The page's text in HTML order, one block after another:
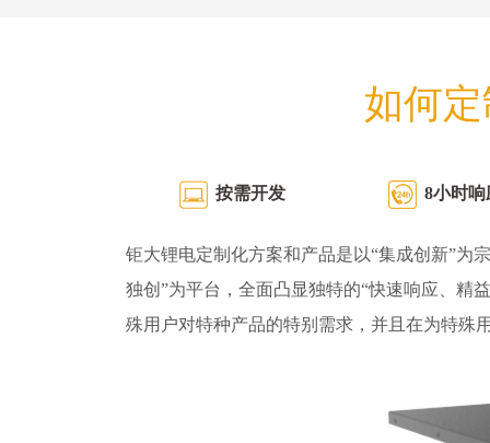
如何
按需开发 8小时响
钜大锂电定制化方案和产品是以“集成创新”为
独创”为平台，全面凸显独特的“快速响应、精
殊用户对特种产品的特别需求，并且在为特殊